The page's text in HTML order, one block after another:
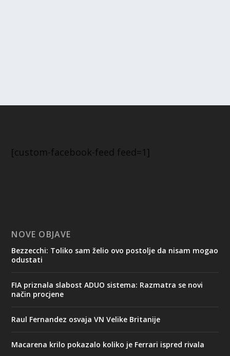
[custom-facebook-feed feed=1]
NOVE OBJAVE
Bezzecchi: Toliko sam želio ovo postolje da nisam mogao
odustati
FIA priznala slabost ADUO sistema: Razmatra se novi
način procjene
Raul Fernandez osvaja VN Velike Britanije
Macarena krilo pokazalo koliko je Ferrari ispred rivala